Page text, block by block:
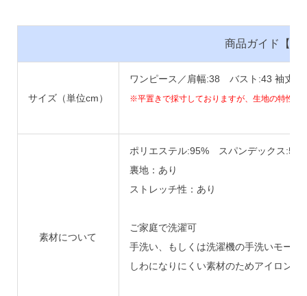
商品ガイド【
サイズ（単位cm）
ワンピース／肩幅:38 バスト:43 袖丈
※平置きで採寸しておりますが、生地の特性上
素材について
ポリエステル:95% スパンデックス:5%
裏地：あり
ストレッチ性：あり
ご家庭で洗濯可
手洗い、もしくは洗濯機の手洗いモード
しわになりにくい素材のためアイロンは